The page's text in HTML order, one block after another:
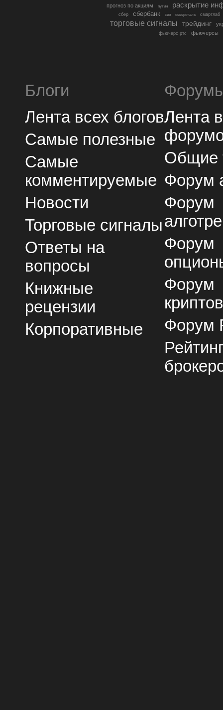
прогноз по акциям путин раскрытие
сбер сбербанк сво северсталь смартлаб
торговые сигналы трейдинг
фьючерс ртс фьючерсы
Блоги
Лента всех блогов
Самые полезные
Самые
комментируемые
Новости
Торговые сигналы
Ответы на
вопросы
Книжные
рецензии
Корпоративные
Лента
Общие
Форум
Форум
Форум
Форум
Форум